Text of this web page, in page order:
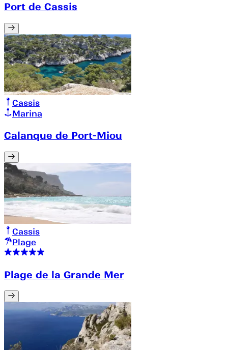
Port de Cassis
Cassis
Marina
Calanque de Port-Miou
Cassis
Plage
Plage de la Grande Mer